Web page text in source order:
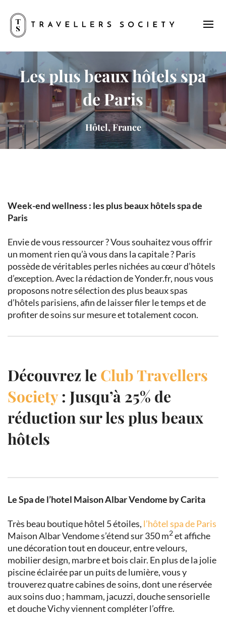
Les plus beaux hôtels spa
de Paris
Hôtel, France
Week-end wellness : les plus beaux hôtels spa de
Paris
Envie de vous ressourcer ? Vous souhaitez vous offrir
un moment rien qu’à vous dans la capitale ? Paris
possède de véritables perles nichées au cœur d’hôtels
d’exception. Avec la rédaction de Yonder.fr, nous vous
proposons notre sélection des plus beaux spas
d’hôtels parisiens, afin de laisser filer le temps et de
profiter de soins sur mesure et totalement cocon.
Découvrez le Club Travellers
Society: Jusqu’à 25% de
réduction sur les plus beaux
hôtels
Le Spa de l’hotel Maison Albar Vendome by Carita
Très beau boutique hôtel 5 étoiles, l’hôtel spa de Paris
Maison Albar Vendome s’étend sur 350 m2et affiche
une décoration tout en douceur, entre velours,
mobilier design, marbre et bois clair. En plus de la jolie
piscine éclairée par un puits de lumière, vous y
trouverez quatre cabines de soins, dont une réservée
aux soins duo ; hammam, jacuzzi, douche sensorielle
et douche Vichy viennent compléter l’offre.